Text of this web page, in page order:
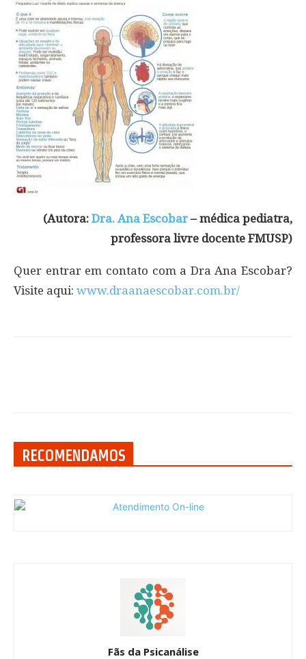
(Autora: Dra. Ana Escobar – médica pediatra,
professora livre docente FMUSP)
Quer entrar em contato com a Dra Ana Escobar?
Visite aqui: www.draanaescobar.com.br/
RECOMENDAMOS
Fãs da Psicanálise